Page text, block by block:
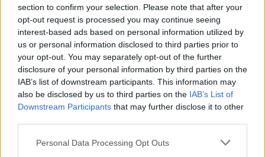
section to confirm your selection. Please note that after your
opt-out request is processed you may continue seeing
interest-based ads based on personal information utilized by
us or personal information disclosed to third parties prior to
your opt-out. You may separately opt-out of the further
disclosure of your personal information by third parties on the
IAB’s list of downstream participants. This information may
also be disclosed by us to third parties on the IAB’s List of
Downstream Participants that may further disclose it to other
Personal Data Processing Opt Outs
LEGFRISSEBB
Országos
Megérkezett az eső a Duna vízgyűjtőjére
Helyi
Amire többmillióan vártunk: szombattól
másodfokúra csökken a riasztás